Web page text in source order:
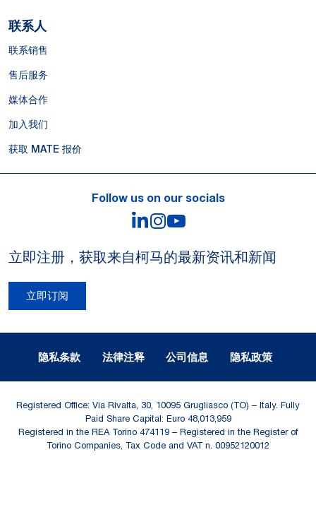
联系人
联系销售
售后服务
媒体合作
加入我们
获取 MATE 报价
Follow us on our socials
LinkedIn
Instagram
立即注册，获取来自柯马的最新资讯和新闻
立即订阅
隐私条款 法律注释 公司信息 隐私政策
Registered Office: Via Rivalta, 30, 10095 Grugliasco (TO) – Italy. Fully
Paid Share Capital: Euro 48,013,959
Registered in the REA Torino 474119 – Registered in the Register of
Torino Companies, Tax Code and VAT n. 00952120012